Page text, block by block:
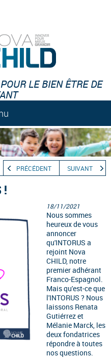
POUR LE BIEN ÊTRE DE
SUIVANT
PRÉCÉDENT
!
18/11/2021
Nous sommes
heureux de vous
annoncer
qu'INTORUS a
rejoint Nova
CHILD, notre
premier adhérant
Franco-Espagnol.
Mais qu'est-ce que
l'INTORUS ? Nous
laissons Renata
Gutiérrez et
Mélanie Marck, les
deux fondatrices
répondre à toutes
nos questions.